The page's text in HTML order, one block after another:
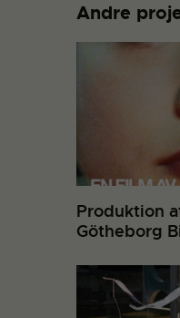
Andre
Produktion
Götheborg